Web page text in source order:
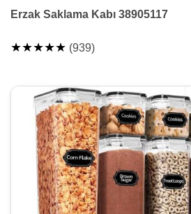
Erzak Saklama Kabı 38905117
★★★★★ (939)